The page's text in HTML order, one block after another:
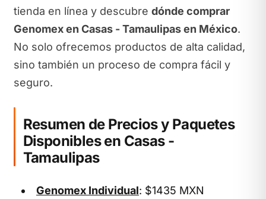
tienda en línea y descubre dónde comprar
Genomex en Casas - Tamaulipas en México.
No solo ofrecemos productos de alta calidad,
sino también un proceso de compra fácil y
seguro.
Resumen de Precios y Paquetes
Disponibles en Casas -
Tamaulipas
Genomex Individual: $1435 MXN